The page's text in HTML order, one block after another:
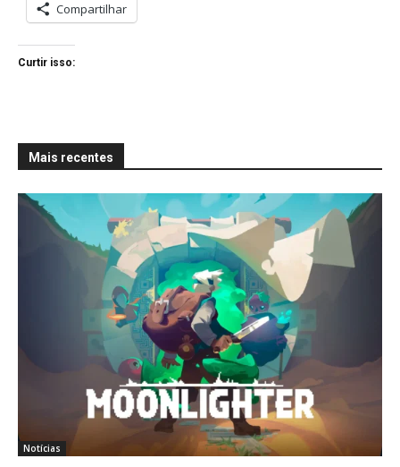
Compartilhar
Curtir isso:
Mais recentes
Notícias